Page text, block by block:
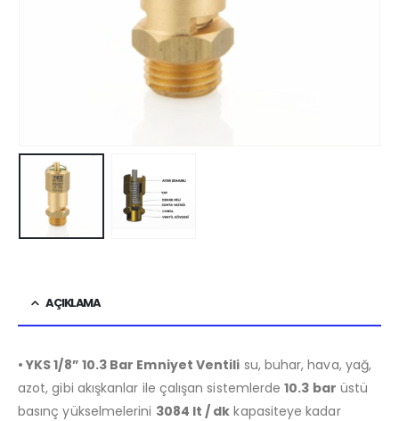
AÇIKLAMA
• YKS 1/8” 10.3 Bar Emniyet Ventili su, buhar, hava, yağ,
azot, gibi akışkanlar ile çalışan sistemlerde10.3 bar üstü
basınç yükselmelerini 3084 lt / dk kapasiteye kadar